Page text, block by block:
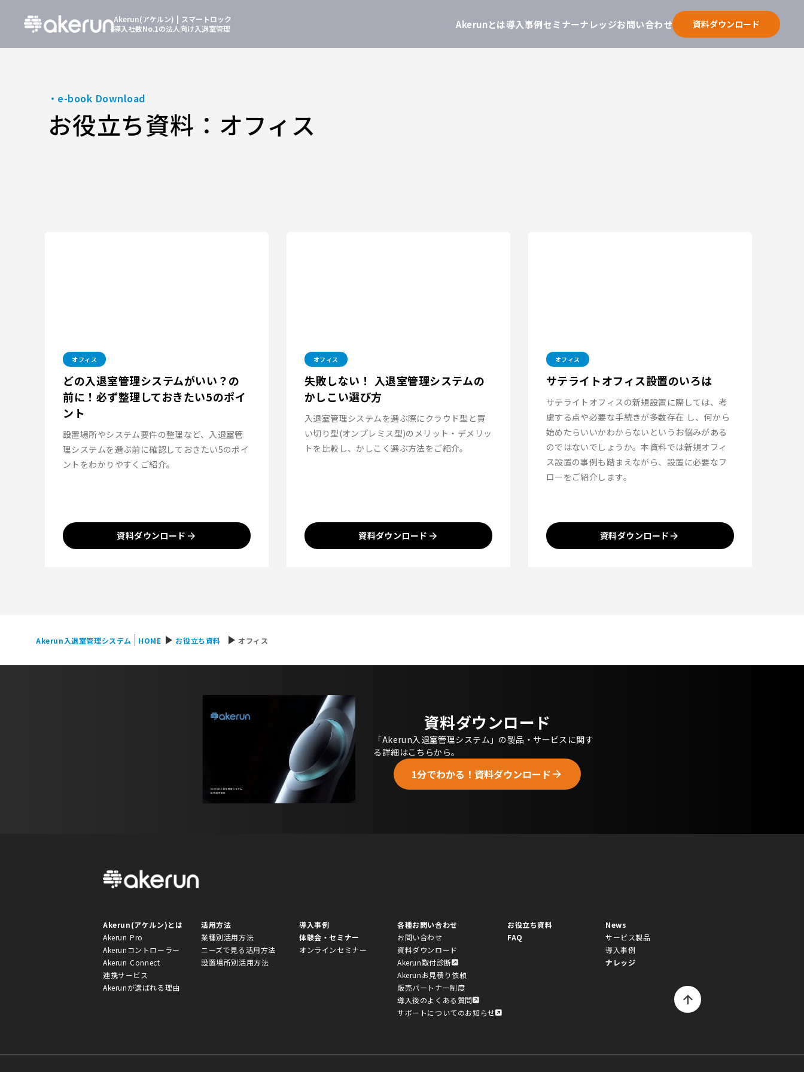
Akerun(アケルン) | スマートロック
導入社数No.1の法人向け入退室管理
Akerunとは導入事例セミナーナレッジお問い合わせ 資料ダウンロード
・e-book Download
お役立ち資料： オフィス
オフィス
どの入退室管理システムがいい？の
前に！必ず整理しておきたい5のポイ
ント
設置場所やシステム要件の整理など、入退室管
理システムを選ぶ前に確認しておきたい5のポイ
ントをわかりやすくご紹介。
資料ダウンロード arrow_forward
オフィス
失敗しない！ 入退室管理システムの
かしこい選び方
入退室管理システムを選ぶ際にクラウド型と買
い切り型(オンプレミス型)のメリット・デメリッ
トを比較し、かしこく選ぶ方法をご紹介。
資料ダウンロード arrow_forward
オフィス
サテライトオフィス設置のいろは
サテライトオフィスの新規設置に際しては、考
慮する点や必要な手続きが多数存在 し、何から
始めたらいいかわからないというお悩みがある
のではないでしょうか。本資料では新規オフィ
ス設置の事例も踏まえながら、設置に必要なフ
ローをご紹介します。
資料ダウンロード arrow_forward
Akerun入退室管理システム HOME play_arrow お役立ち資料 play_arrowオフィス
資料ダウンロード
「Akerun入退室管理システム」の製品・サービスに関す
る詳細はこちらから。
1分でわかる！資料ダウンロード arrow_forward
arrow_upward
Akerun Pro
Akerunコントローラー
Akerun Connect
連携サービス
Akerunが選ばれる理由
Akerun(アケルン)とは
業種別活用方法
ニーズで見る活用方法
設置場所別活用方法
活用方法 導入事例
オンラインセミナー
体験会・セミナー
お問い合わせ
資料ダウンロード
Akerun取付診断
Akerunお見積り依頼
販売パートナー制度
導入後のよくある質問
サポートについてのお知らせ
各種お問い合わせ
お役立ち資料
FAQ
サービス製品
導入事例
News
ナレッジ